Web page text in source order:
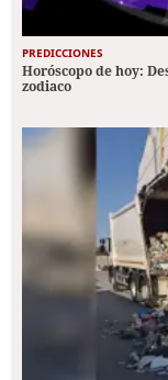
PREDICCIONES
Horóscopo de hoy:
zodiaco